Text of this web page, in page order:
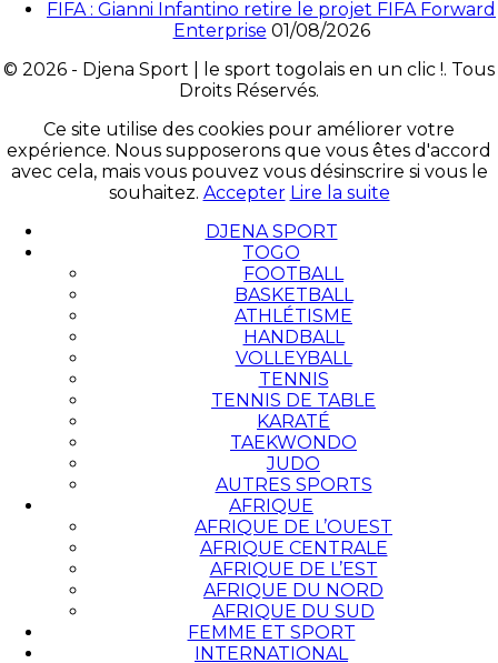
FIFA : Gianni Infantino retire le projet FIFA Forward
Enterprise 01/08/2026
© 2026 - Djena Sport | le sport togolais en un clic !. Tous
Droits Réservés.
Ce site utilise des cookies pour améliorer votre
expérience. Nous supposerons que vous êtes d'accord
avec cela, mais vous pouvez vous désinscrire si vous le
souhaitez. Accepter Lire la suite
DJENA SPORT
TOGO
FOOTBALL
BASKETBALL
ATHLÉTISME
HANDBALL
VOLLEYBALL
TENNIS
TENNIS DE TABLE
KARATÉ
TAEKWONDO
JUDO
AUTRES SPORTS
AFRIQUE
AFRIQUE DE L’OUEST
AFRIQUE CENTRALE
AFRIQUE DE L’EST
AFRIQUE DU NORD
AFRIQUE DU SUD
FEMME ET SPORT
INTERNATIONAL